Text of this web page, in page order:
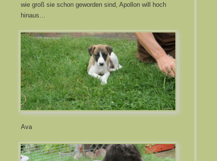
wie groß sie schon geworden sind, Apollon will hoch
hinaus…
Ava